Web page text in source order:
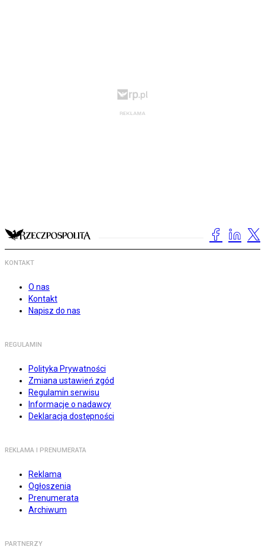
KONTAKT
O nas
Kontakt
Napisz do nas
REGULAMIN
Polityka Prywatności
Zmiana ustawień zgód
Regulamin serwisu
Informacje o nadawcy
Deklaracja dostępności
REKLAMA I PRENUMERATA
Reklama
Ogłoszenia
Prenumerata
Archiwum
PARTNERZY